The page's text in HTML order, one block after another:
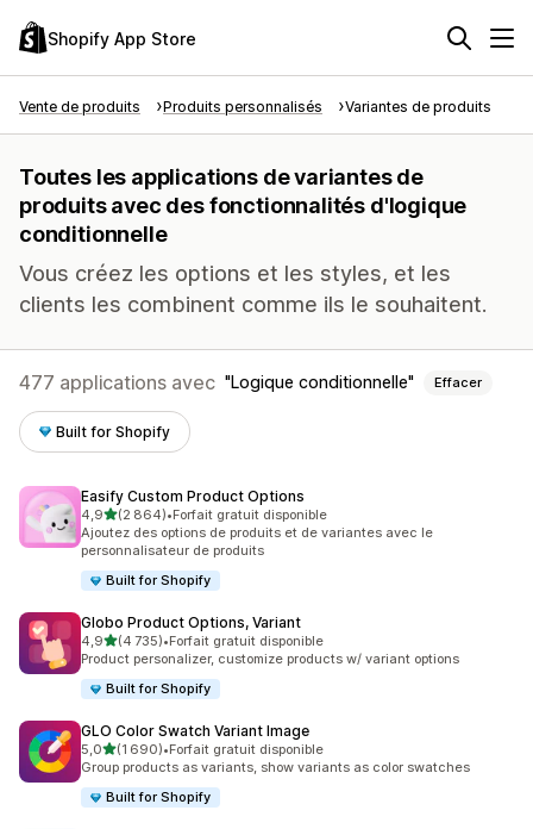
Shopify App Store
Vente de produits Produits personnalisés Variantes de produits
Toutes les applications de variantes de
produits avec des fonctionnalités d'logique
conditionnelle
Vous créez les options et les styles, et les
clients les combinent comme ils le souhaitent.
477 applications avec Logique conditionnelle Effacer
Built for Shopify
Easify Custom Product Options
4,9étoile(s) sur 5
(2 864)
2864 avis au total
•Forfait gratuit disponible
Ajoutez des options de produits et de variantes avec le
personnalisateur de produits
Built for Shopify
Globo Product Options, Variant
4,9étoile(s) sur 5
(4 735)
4735 avis au total
•Forfait gratuit disponible
Product personalizer, customize products w/ variant options
Built for Shopify
GLO Color Swatch Variant Image
5,0étoile(s) sur 5
(1 690)
1690 avis au total
•Forfait gratuit disponible
Group products as variants, show variants as color swatches
Built for Shopify